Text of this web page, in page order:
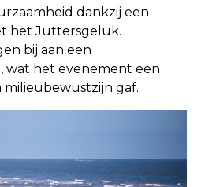
dankzij een
het Juttersgeluk.
bij aan een
wat het evenement een
milieubewustzijn gaf.